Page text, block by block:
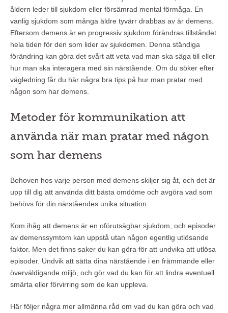
åldern leder till sjukdom eller försämrad mental förmåga. En
vanlig sjukdom som många äldre tyvärr drabbas av är demens.
Eftersom demens är en progressiv sjukdom förändras tillståndet
hela tiden för den som lider av sjukdomen. Denna ständiga
förändring kan göra det svårt att veta vad man ska säga till eller
hur man ska interagera med sin närstående. Om du söker efter
vägledning får du här några bra tips på hur man pratar med
någon som har demens.
Metoder för kommunikation att
använda när man pratar med någon
som har demens
Behoven hos varje person med demens skiljer sig åt, och det är
upp till dig att använda ditt bästa omdöme och avgöra vad som
behövs för din närståendes unika situation.
Kom ihåg att demens är en oförutsägbar sjukdom, och episoder
av demenssymtom kan uppstå utan någon egentlig utlösande
faktor. Men det finns saker du kan göra för att undvika att utlösa
episoder. Undvik att sätta dina närstående i en främmande eller
överväldigande miljö, och gör vad du kan för att lindra eventuell
smärta eller förvirring som de kan uppleva.
Här följer några mer allmänna råd om vad du kan göra och vad